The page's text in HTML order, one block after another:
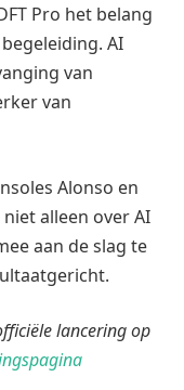
Pro het belang
AI
van
van
Alonso en
alleen over AI
aan de slag te
lancering op